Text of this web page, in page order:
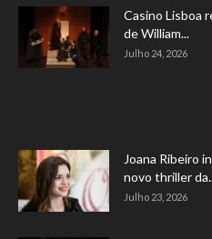
Casino Lisboa
de William...
Julho 24, 2026
Joana Ribeiro
novo thriller
Julho 23, 2026